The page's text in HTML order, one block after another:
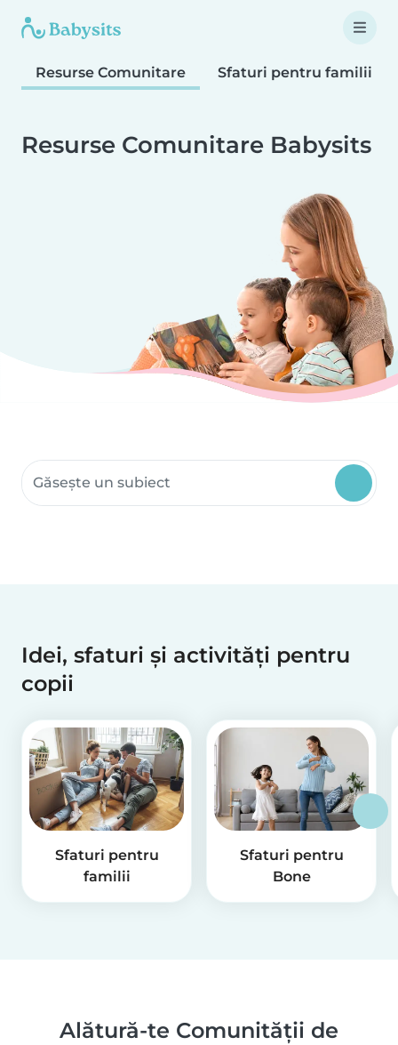
Resurse Comunitare Sfaturi pentru familii
Resurse Comunitare Babysits
Caută resurse comunitare
Idei, sfaturi și activități pentru
copii
Sfaturi pentru
familii
Sfaturi pentru
Bone
Alătură-te Comunității de